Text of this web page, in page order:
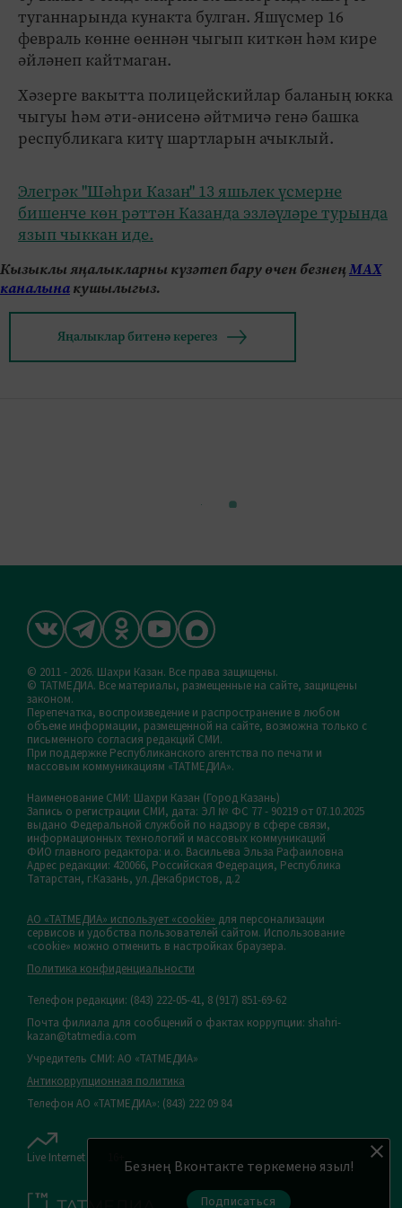
туганнарында кунакта булган. Яшүсмер 16
февраль көнне өеннән чыгып киткән һәм кире
әйләнеп кайтмаган.
Хәзерге вакытта полицейскийлар баланың юкка
чыгуы һәм әти-әнисенә әйтмичә генә башка
республикага китү шартларын ачыклый.
Элегрәк "Шәһри Казан" 13 яшьлек үсмерне
бишенче көн рәттән Казанда эзләүләре турында
язып чыккан иде.
Кызыклы яңалыкларны күзәтеп бару өчен безнеңМАХ
каналынакушылыгыз.
Яңалыклар битенә керегез
Безнең Вконтакте төркеменә языл!
Подписаться
© 2011 - 2026. Шахри Казан. Все права защищены.
© ТАТМЕДИА. Все материалы, размещенные на сайте, защищены
законом.
Перепечатка, воспроизведение и распространение в любом
объеме информации, размещенной на сайте, возможна только с
письменного согласия редакций СМИ.
При поддержке Республиканского агентства по печати и
массовым коммуникациям «ТАТМЕДИА».
Наименование СМИ: Шахри Казан (Город Казань)
Запись о регистрации СМИ, дата: ЭЛ № ФС 77 - 90219 от 07.10.2025
выдано Федеральной службой по надзору в сфере связи,
информационных технологий и массовых коммуникаций
ФИО главного редактора: и.о. Васильева Эльза Рафаиловна
Адрес редакции: 420066, Российская Федерация, Республика
Татарстан, г.Казань, ул.Декабристов, д.2
АО «ТАТМЕДИА» использует «cookie» для персонализации
сервисов и удобства пользователей сайтом. Использование
«cookie» можно отменить в настройках браузера.
Политика конфиденциальности
Телефон редакции: (843) 222-05-41, 8 (917) 851-69-62
Почта филиала для сообщений о фактах коррупции: shahri-
kazan@tatmedia.com
Учредитель СМИ: АО «ТАТМЕДИА»
Антикоррупционная политика
Телефон АО «ТАТМЕДИА»: (843) 222 09 84
Live Internet